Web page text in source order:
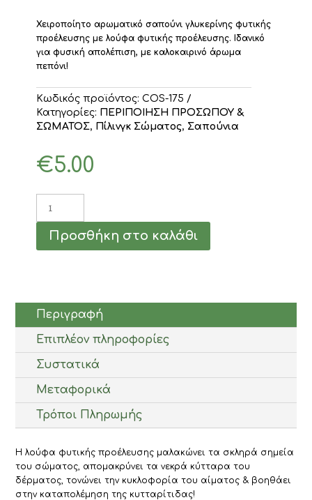
Χειροποίητο αρωματικό σαπούνι γλυκερίνης φυτικής
προέλευσης με λούφα φυτικής προέλευσης. Ιδανικό
για φυσική απολέπιση, με καλοκαιρινό άρωμα
πεπόνι!
Κωδικός προϊόντος:COS-175
Κατηγορίες: ΠΕΡΙΠΟΙΗΣΗ ΠΡΟΣΩΠΟΥ &
ΣΩΜΑΤΟΣ, Πίλινγκ Σώματος, Σαπούνια
€5.00
γλυκερίνης
λούφα
Προσθήκη στο καλάθι
Περιγραφή
Επιπλέον πληροφορίες
Συστατικά
Μεταφορικά
Τρόποι Πληρωμής
Η λούφα φυτικής προέλευσης μαλακώνει τα σκληρά σημεία
του σώματος, απομακρύνει τα νεκρά κύτταρα του
δέρματος, τονώνει την κυκλοφορία του αίματος & βοηθάει
στην καταπολέμηση της κυτταρίτιδας!